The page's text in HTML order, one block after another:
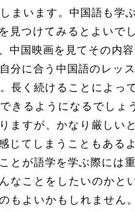
まいます。中国語も学
見つけてみるとよいで
中国映画を見てその内
分に合う中国語のレッ
長く続けることによっ
きるようになるでしょ
ますが、かなり厳しい
じてしまうこともある
とが語学を学ぶ際には
なことをしたいのかと
もよいかもしれません